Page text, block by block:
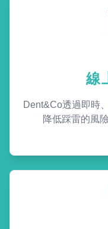
線
Dent&Co透過即時
降低踩雷的風